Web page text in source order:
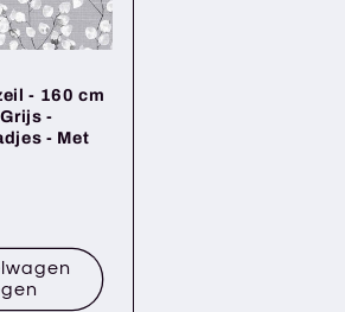
- 160 cm
-
- Met